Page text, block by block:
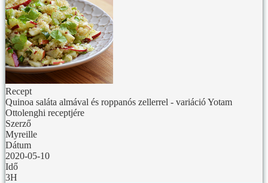
Recept
Quinoa saláta almával és roppanós zellerrel - variáció Yotam
Ottolenghi receptjére
Szerző
Myreille
Dátum
2020-05-10
Idő
3H